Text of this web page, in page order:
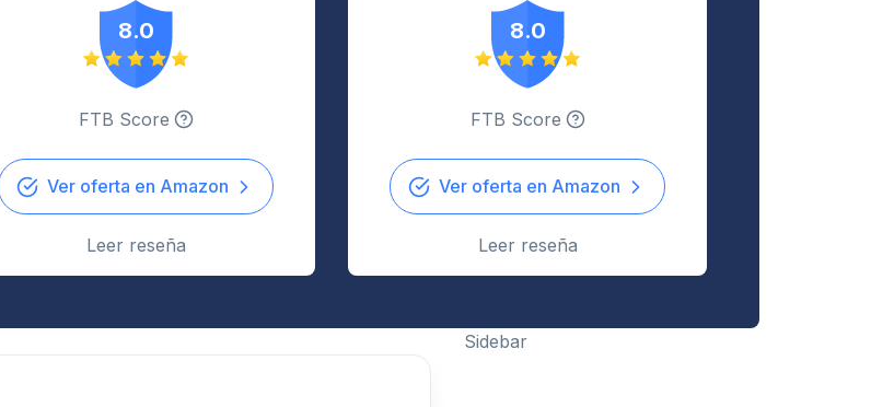
8.0
FTB Score
Ver oferta en Amazon
Leer reseña
8.0
FTB Score
Ver oferta en Amazon
Leer reseña
Sidebar